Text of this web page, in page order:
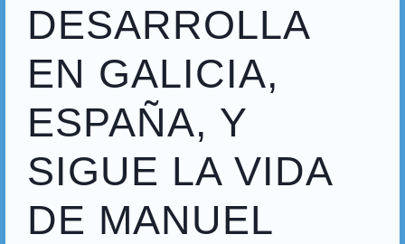
DESARROLLA
EN GALICIA,
ESPAÑA, Y
SIGUE LA VIDA
DE MANUEL